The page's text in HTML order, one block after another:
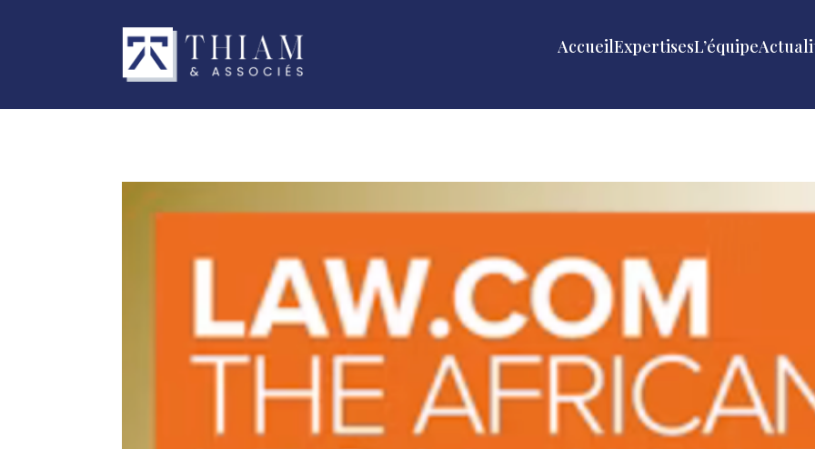
AccueilExpertisesL’équipe